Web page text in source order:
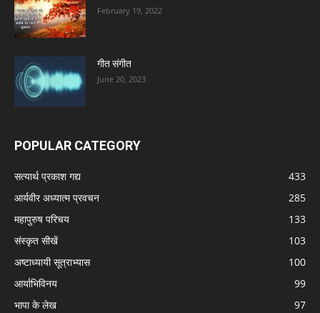
February 19, 2022
गीत संगीत
June 20, 2023
POPULAR CATEGORY
सत्यार्थ प्रकाश गद्य
433
आर्यवीर अध्यात्म प्रवचन
285
महापुरुष परिचय
133
संस्कृत सीखें
103
अष्टाध्यायी सूत्राभ्यास
100
आर्याभिविनय
99
भापा के लेख
97